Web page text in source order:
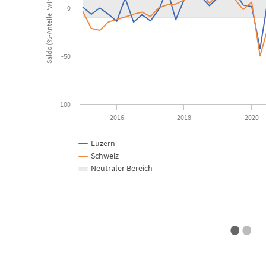
Luzern
Schweiz
Neutraler Bereich
2016 2018 2020
-100
-50
0
••